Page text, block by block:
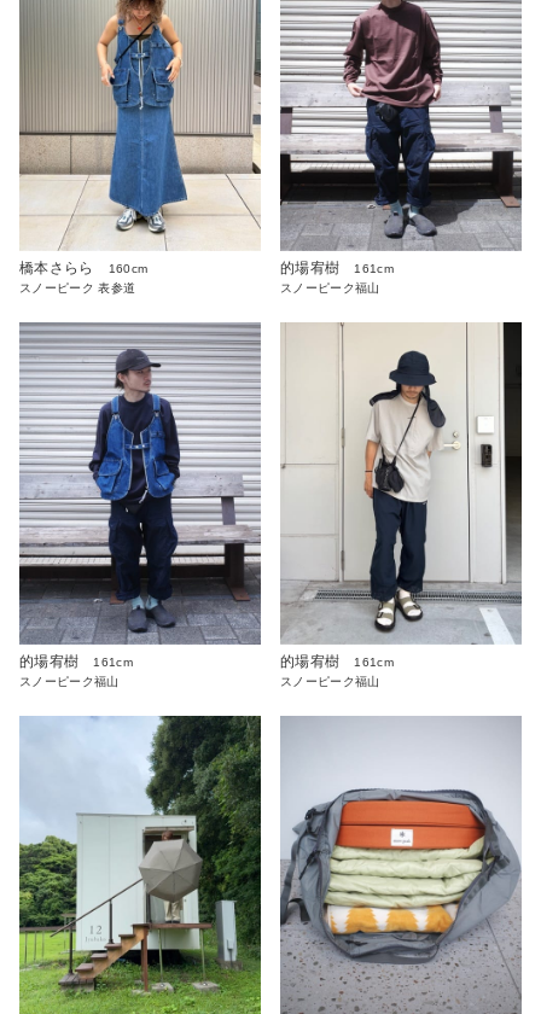
橋本さらら
160cm
スノーピーク 表参道
的場宥樹
161cm
スノーピーク福山
的場宥樹
161cm
スノーピーク福山
的場宥樹
161cm
スノーピーク福山